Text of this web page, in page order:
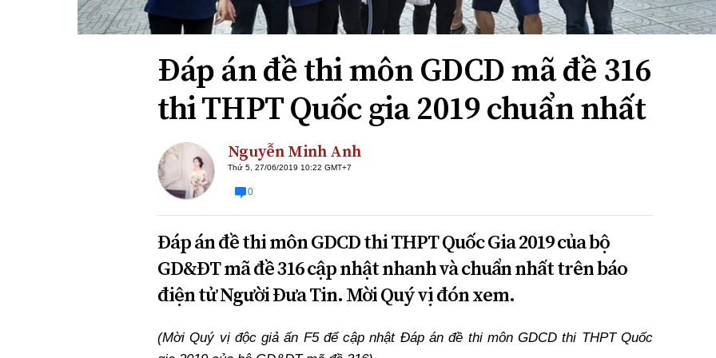
Xi nhan Trái Phải
Bạn đọc viết
Đáp án đề thi môn GDCD mã đề 316
thi THPT Quốc gia 2019 chuẩn nhất
Nguyễn Minh Anh
Thứ 5, 27/06/2019 10:22 GMT+7
0
Đáp án đề thi môn GDCD thi THPT Quốc Gia 2019 của bộ
GD&ĐT mã đề 316 cập nhật nhanh và chuẩn nhất trên báo
điện tử Người Đưa Tin. Mời Quý vị đón xem.
(Mời Quý vị độc giả ấn F5 để cập nhật Đáp án đề thi môn GDCD thi THPT Quốc